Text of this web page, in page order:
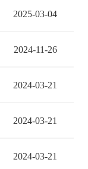
2025-03-04
2024-11-26
2024-03-21
2024-03-21
2024-03-21